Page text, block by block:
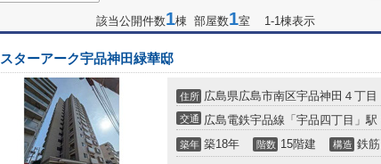
該当公開件数1棟 部屋数1室 1-1棟表示
スターアーク宇品神田緑華邸
住所 広島県広島市南区宇品神田４丁目
交通 広島電鉄宇品線「宇品四丁目」駅
築年 築18年 階数 15階建 構造 鉄